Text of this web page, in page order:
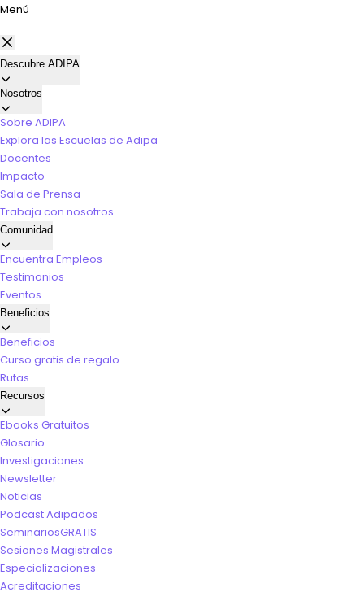
Menú
Descubre ADIPA
Nosotros
Sobre ADIPA
Explora las Escuelas de Adipa
Docentes
Impacto
Sala de Prensa
Trabaja con nosotros
Comunidad
Encuentra Empleos
Testimonios
Eventos
Beneficios
Beneficios
Curso gratis de regalo
Rutas
Recursos
Ebooks Gratuitos
Glosario
Investigaciones
Newsletter
Noticias
Podcast Adipados
SeminariosGRATIS
Sesiones Magistrales
Especializaciones
Acreditaciones